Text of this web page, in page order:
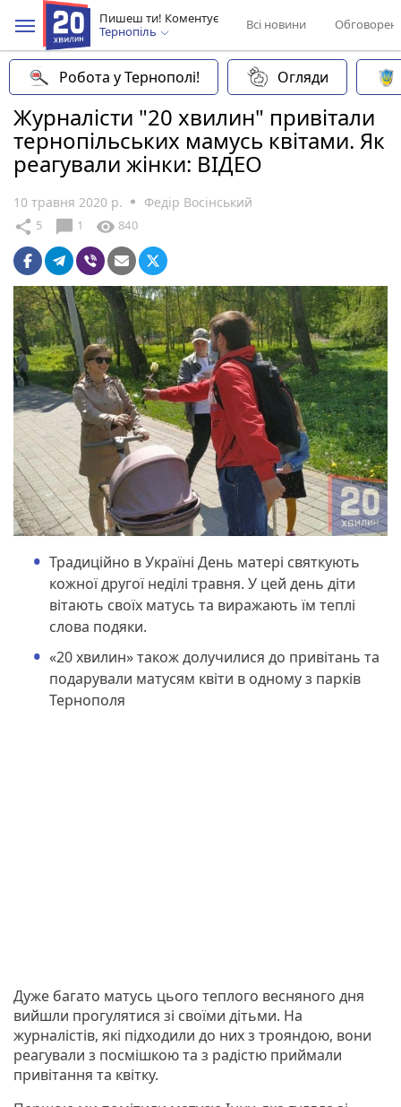
Пишеш ти! Коментує
Тернопіль
Всі новини
Робота у Тернополі! Огляди
Журналісти "20 хвилин" привітали
тернопільських мамусь квітами. Як
реагували жінки: ВІДЕО
10 травня 2020 р. Федір Восінський
share 5 chat_bubble 1 visibility 840
Традиційно в Україні День матері святкують
кожної другої неділі травня. У цей день діти
вітають своїх матусь та виражають їм теплі
слова подяки.
«20 хвилин» також долучилися до привітань та
подарували матусям квіти в одному з парків
Тернополя
Дуже багато матусь цього теплого весняного дня
вийшли прогулятися зі своїми дітьми. На
журналістів, які підходили до них з трояндою, вони
реагували з посмішкою та з радістю приймали
привітання та квітку.